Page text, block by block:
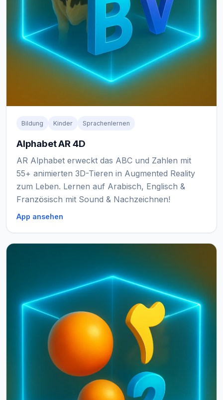
Bildung Kinder Sprachenlernen
Alphabet AR 4D
AR Alphabet erweckt das ABC und Zahlen mit
55+ animierten 3D-Tieren in Augmented Reality
zum Leben. Lernen auf Arabisch, Englisch &
Französisch mit Sound & Nachzeichnen!
App ansehen